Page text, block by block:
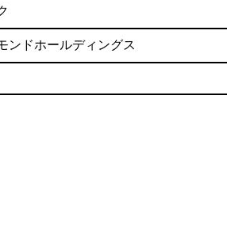
ンドホールディングス